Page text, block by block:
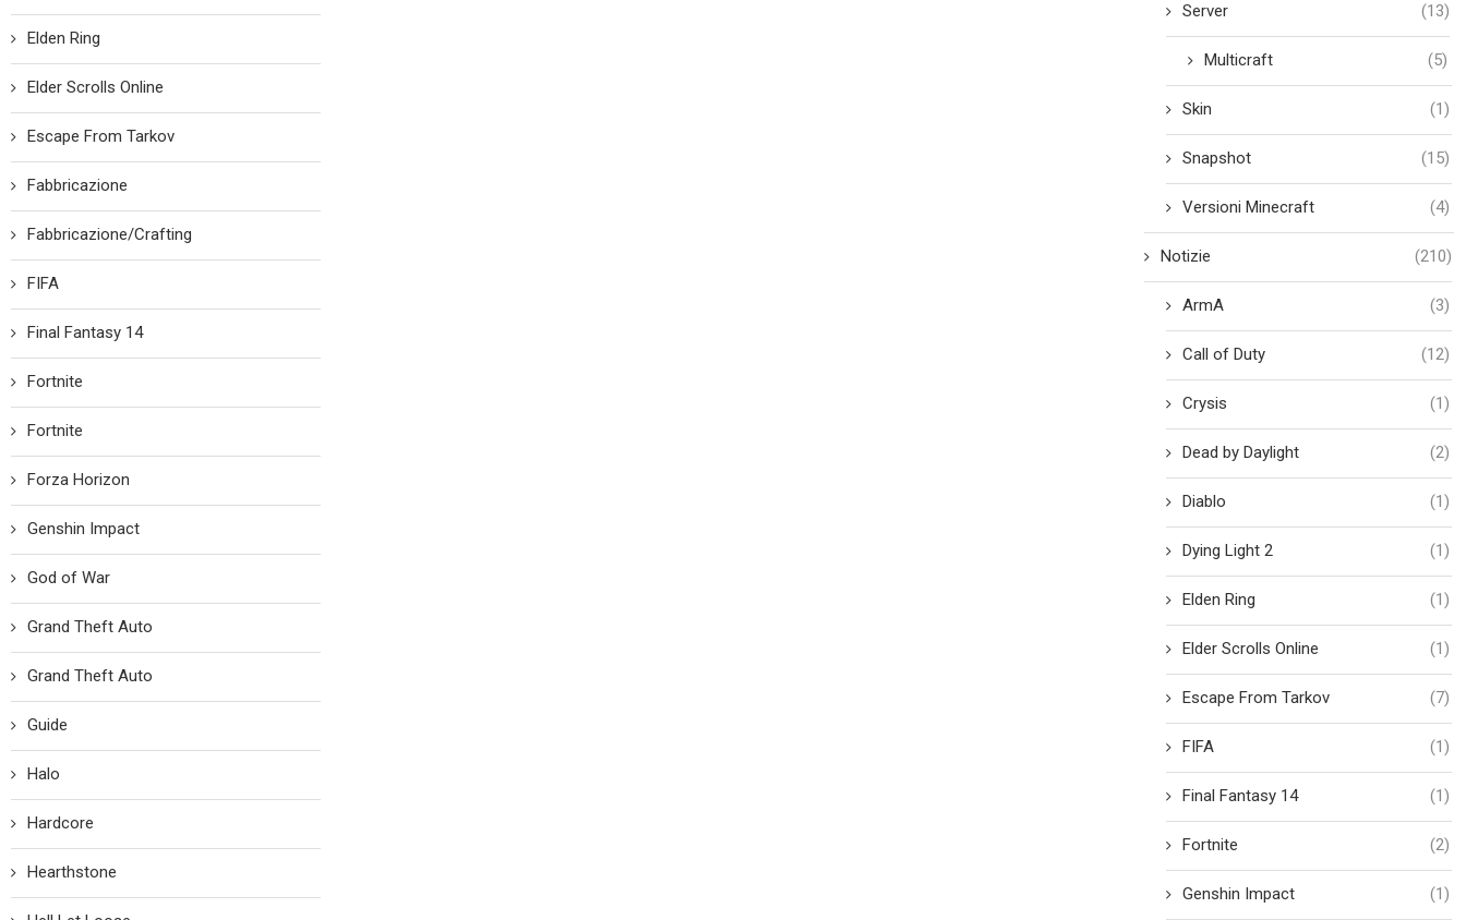
Server (13)
Multicraft (5)
Skin (1)
Snapshot (15)
Versioni Minecraft (4)
Notizie (210)
ArmA (3)
Call of Duty (12)
Crysis (1)
Dead by Daylight (2)
Diablo (1)
Dying Light 2 (1)
Elden Ring (1)
Elder Scrolls Online (1)
Escape From Tarkov (7)
FIFA (1)
Final Fantasy 14 (1)
Fortnite (2)
Genshin Impact (1)
Elden Ring
Elder Scrolls Online
Escape From Tarkov
Fabbricazione
Fabbricazione/Crafting
FIFA
Final Fantasy 14
Fortnite
Fortnite
Forza Horizon
Genshin Impact
God of War
Grand Theft Auto
Grand Theft Auto
Guide
Halo
Hardcore
Hearthstone